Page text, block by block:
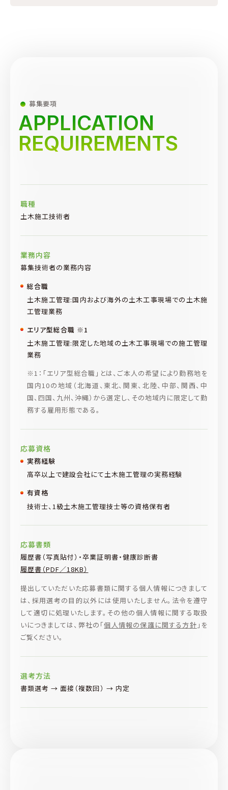
募集要項
APPLICATION
REQUIREMENTS
職種
土木施工技術者
業務内容
募集技術者の業務内容
総合職
土木施工管理:国内および海外の土木工事現場での土木施
工管理業務
エリア型総合職 ※1
土木施工管理:限定した地域の土木工事現場での施工管理
業務
※1：「エリア型総合職」とは、ご本人の希望により勤務地を
国内10の地域（北海道、東北、関東、北陸、中部、関西、中
国、四国、九州、沖縄）から選定し、その地域内に限定して勤
務する雇用形態である。
応募資格
実務経験
高卒以上で建設会社にて土木施工管理の実務経験
有資格
技術士、1級土木施工管理技士等の資格保有者
応募書類
履歴書（写真貼付）・卒業証明書・健康診断書
履歴書（PDF／18KB）
提出していただいた応募書類に関する個人情報につきまして
は、採用選考の目的以外には使用いたしません。法令を遵守
して適切に処理いたします。その他の個人情報に関する取扱
いにつきましては、弊社の「個人情報の保護に関する方針 」を
ご覧ください。
選考方法
書類選考 → 面接（複数回） → 内定